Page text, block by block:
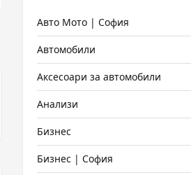
Авто Мото | София
Автомобили
Аксесоари за автомобили
Анализи
Бизнес
Бизнес | София